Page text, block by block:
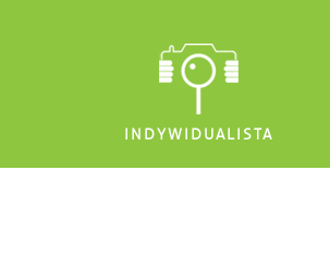
INDYWIDUALISTA